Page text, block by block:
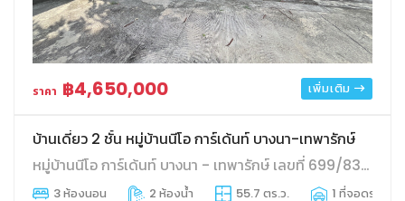
ราคา ฿4,650,000 เพิ่มเติม
บ้านเดี่ยว 2 ชั้น หมู่บ้านนีโอ การ์เด้นท์ บางนา-เทพารักษ์
หมู่บ้านนีโอ การ์เด้นท์ บางนา - เทพารักษ์ เลขที่ 699/83 ตำบล บางบ่อ อำเภอบางบ่อ จังหวัดสมุทรปราการ
3 ห้องนอน 2 ห้องน้ำ 55.7 ตร.ว. 1 ที่จอดรถ